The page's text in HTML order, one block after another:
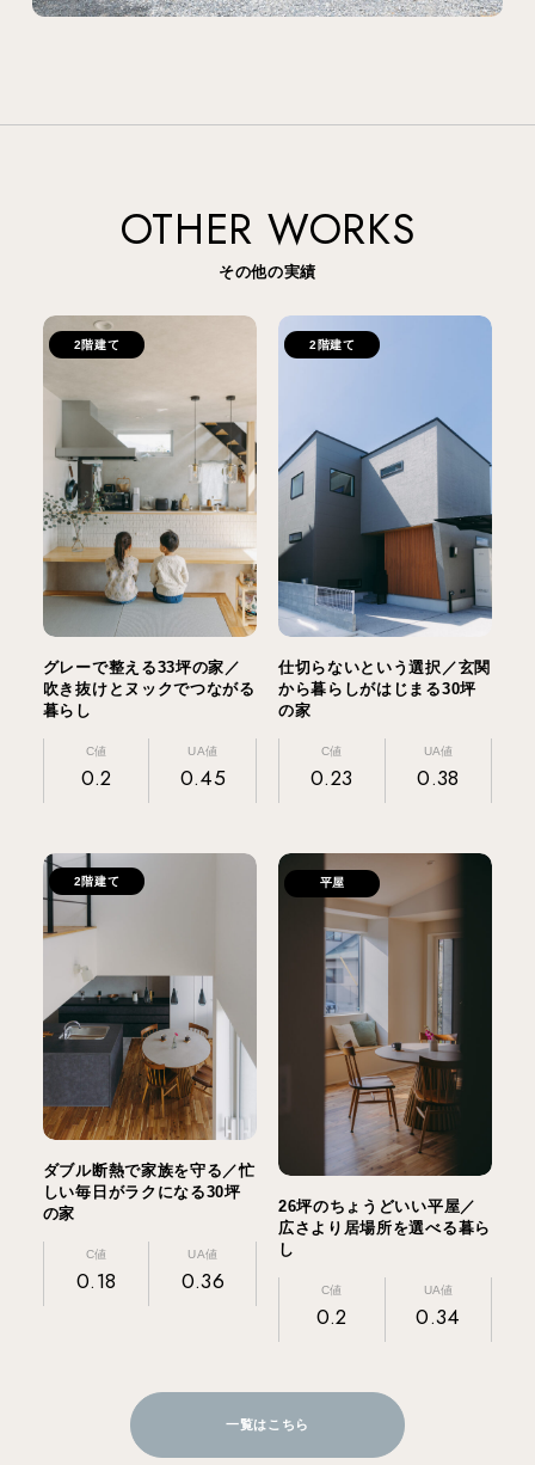
OTHER WORKS
その他の実績
2階建て
グレーで整える33坪の家／
吹き抜けとヌックでつながる
暮らし
C値
0.2
UA値
0.45
2階建て
仕切らないという選択／玄関
から暮らしがはじまる30坪
の家
C値
0.23
UA値
0.38
2階建て
ダブル断熱で家族を守る／忙
しい毎日がラクになる30坪
の家
C値
0.18
UA値
0.36
平屋
26坪のちょうどいい平屋／
広さより居場所を選べる暮ら
し
C値
0.2
UA値
0.34
一覧はこちら